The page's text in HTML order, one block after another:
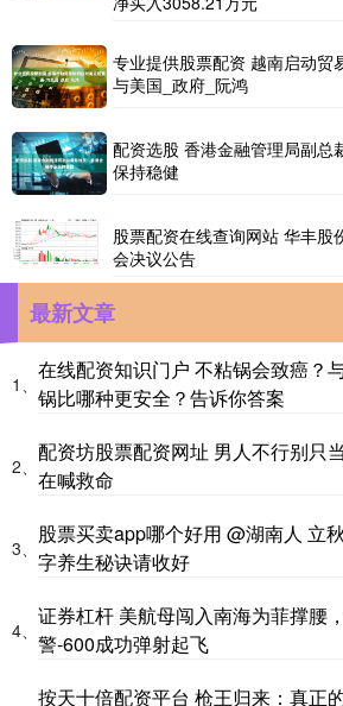
专业提供股票配资 越南启动贸
与美国_政府_阮鸿
配资选股 香港金融管理局副总
保持稳健
股票配资在线查询网站 华丰股
会决议公告
最新文章
1、
在线配资知识门户 不粘锅会致癌？
锅比哪种更安全？告诉你答案
2、
配资坊股票配资网址 男人不行别只
在喊救命
3、
股票买卖app哪个好用 @湖南人 立
字养生秘诀请收好
4、
证券杠杆 美航母闯入南海为菲撑腰
警-600成功弹射起飞
按天十倍配资平台 枪王归来：真正